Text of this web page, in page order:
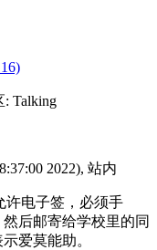
: Talking
2022), 站内
许电子签，必须手
后邮寄给学校里的同
爱莫能助。